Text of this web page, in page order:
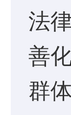
法
善
群